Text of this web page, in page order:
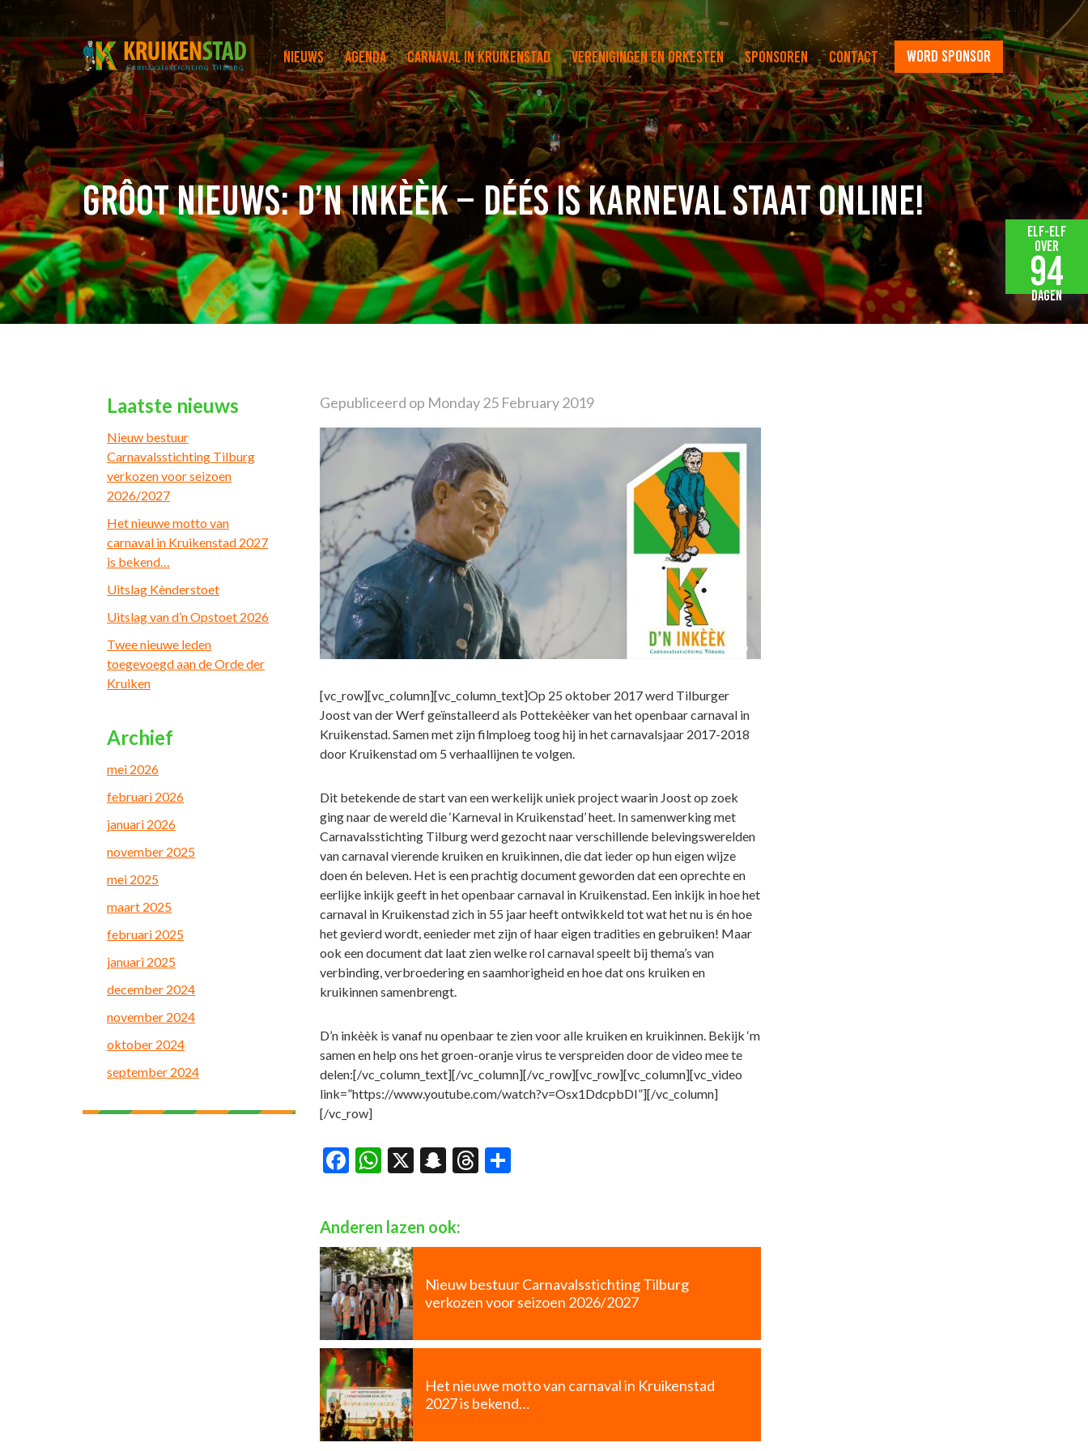
Nieuws Agenda Carnaval in Kruikenstad Verenigingen en orkesten Sponsoren Contact word sponsor
Grôot nieuws: D’n Inkèèk – Déés is Karneval staat online!
Laatste nieuws
Nieuw bestuur
Carnavalsstichting Tilburg
verkozen voor seizoen
2026/2027
Het nieuwe motto van
carnaval in Kruikenstad 2027
is bekend…
Uitslag Kènderstoet
Uitslag van d’n Opstoet 2026
Twee nieuwe leden
toegevoegd aan de Orde der
Kruiken
Archief
mei 2026
februari 2026
januari 2026
november 2025
mei 2025
maart 2025
februari 2025
januari 2025
december 2024
november 2024
oktober 2024
september 2024
Gepubliceerd op Monday 25 February 2019
[vc_row][vc_column][vc_column_text]Op 25 oktober 2017 werd Tilburger
Joost van der Werf geïnstalleerd als Pottekèèker van het openbaar carnaval in
Kruikenstad. Samen met zijn filmploeg toog hij in het carnavalsjaar 2017-2018
door Kruikenstad om 5 verhaallijnen te volgen.
Dit betekende de start van een werkelijk uniek project waarin Joost op zoek
ging naar de wereld die ‘Karneval in Kruikenstad’ heet. In samenwerking met
Carnavalsstichting Tilburg werd gezocht naar verschillende belevingswerelden
van carnaval vierende kruiken en kruikinnen, die dat ieder op hun eigen wijze
doen én beleven. Het is een prachtig document geworden dat een oprechte en
eerlijke inkijk geeft in het openbaar carnaval in Kruikenstad. Een inkijk in hoe het
carnaval in Kruikenstad zich in 55 jaar heeft ontwikkeld tot wat het nu is én hoe
het gevierd wordt, eenieder met zijn of haar eigen tradities en gebruiken! Maar
ook een document dat laat zien welke rol carnaval speelt bij thema’s van
verbinding, verbroedering en saamhorigheid en hoe dat ons kruiken en
kruikinnen samenbrengt.
D’n inkèèk is vanaf nu openbaar te zien voor alle kruiken en kruikinnen. Bekijk ‘m
samen en help ons het groen-oranje virus te verspreiden door de video mee te
delen:[/vc_column_text][/vc_column][/vc_row][vc_row][vc_column][vc_video
link=”https://www.youtube.com/watch?v=Osx1DdcpbDI”][/vc_column]
[/vc_row]
Facebook
WhatsApp
X Snapchat
Threads
Delen
Anderen lazen ook:
Nieuw bestuur Carnavalsstichting Tilburg
verkozen voor seizoen 2026/2027
Het nieuwe motto van carnaval in Kruikenstad
2027 is bekend…
Elf-elf
over
94
dagen